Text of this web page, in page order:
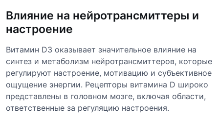
Влияние на нейротрансмиттеры и
настроение
Витамин D3 оказывает значительное влияние на
синтез и метаболизм нейротрансмиттеров, которые
регулируют настроение, мотивацию и субъективное
ощущение энергии. Рецепторы витамина D широко
представлены в головном мозге, включая области,
ответственные за регуляцию настроения.